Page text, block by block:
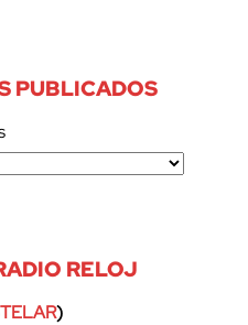
PUBLICADOS
RELOJ
)